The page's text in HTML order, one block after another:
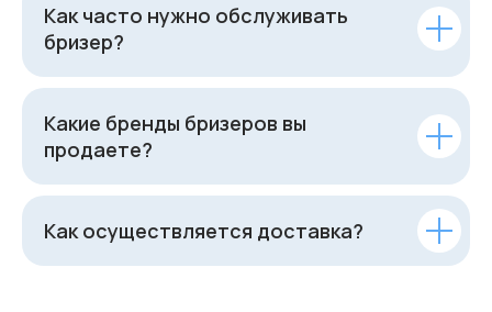
Как часто нужно обслуживать
бризер?
Какие бренды бризеров вы
продаете?
Как осуществляется доставка?